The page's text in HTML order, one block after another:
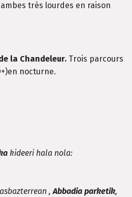
très lourdes en raison
la Chandeleur.Trois parcours
nocturne.
kideeri hala nola:
,Abbadia parketik,